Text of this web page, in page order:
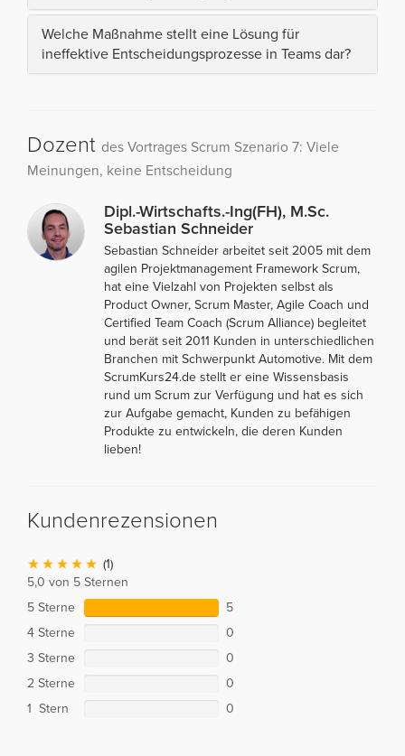
Welche Maßnahme stellt eine Lösung für
ineffektive Entscheidungsprozesse in Teams dar?
Dozent des Vortrages Scrum Szenario 7: Viele
Meinungen, keine Entscheidung
Dipl.-Wirtschafts.-Ing(FH), M.Sc.
Sebastian Schneider
Sebastian Schneider arbeitet seit 2005 mit dem
agilen Projektmanagement Framework Scrum,
hat eine Vielzahl von Projekten selbst als
Product Owner, Scrum Master, Agile Coach und
Certified Team Coach (Scrum Alliance) begleitet
und berät seit 2011 Kunden in unterschiedlichen
Branchen mit Schwerpunkt Automotive. Mit dem
ScrumKurs24.de stellt er eine Wissensbasis
rund um Scrum zur Verfügung und hat es sich
zur Aufgabe gemacht, Kunden zu befähigen
Produkte zu entwickeln, die deren Kunden
lieben!
Kundenrezensionen
(1)
5,0 von 5 Sternen
5 Sterne
5
4 Sterne
0
3 Sterne
0
2 Sterne
0
1 Stern
0